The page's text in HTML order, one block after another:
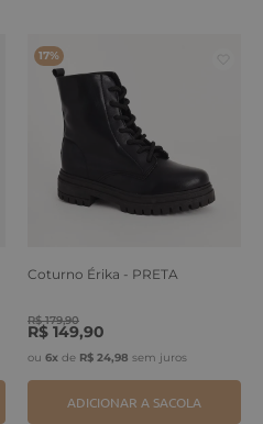
17%
Coturno Érika - PRETA
R$ 179,90
R$ 149,90
ou 6x de R$ 24,98 sem juros
ADICIONAR A SACOLA